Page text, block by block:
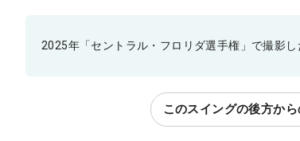
2025年「セントラル・フロリダ選手権」で撮影
このスイングの後方か